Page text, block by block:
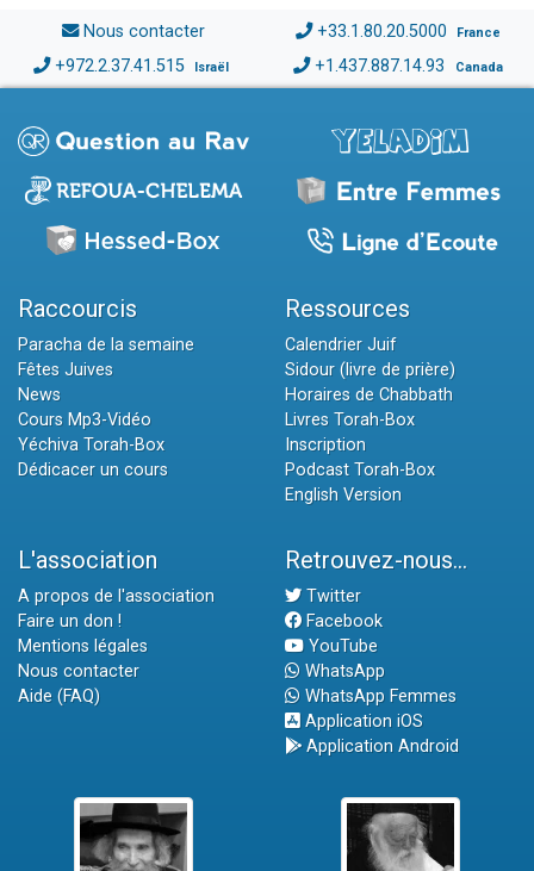
Nous contacter +33.1.80.20.5000 France
+972.2.37.41.515 Israël +1.437.887.14.93 Canada
Raccourcis
Paracha de la semaine
Fêtes Juives
News
Cours Mp3-Vidéo
Yéchiva Torah-Box
Dédicacer un cours
Ressources
Calendrier Juif
Sidour (livre de prière)
Horaires de Chabbath
Livres Torah-Box
Inscription
Podcast Torah-Box
English Version
L'association
A propos de l'association
Faire un don !
Mentions légales
Nous contacter
Aide (FAQ)
Retrouvez-nous...
Twitter
Facebook
YouTube
WhatsApp
WhatsApp Femmes
Application iOS
Application Android